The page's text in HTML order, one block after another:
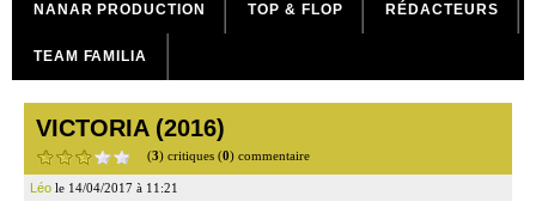
NANAR PRODUCTION TOP & FLOP RÉDACTEURS
TEAM FAMILIA
VICTORIA (2016)
(3) critiques (0) commentaire
Léo le 14/04/2017 à 11:21